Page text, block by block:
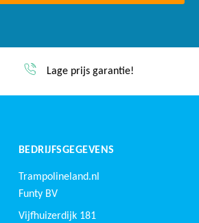
dezelfde werkdag verzonden*
BEDRIJFSGEGEVENS
Trampolineland.nl
Funty BV
Vijfhuizerdijk 181